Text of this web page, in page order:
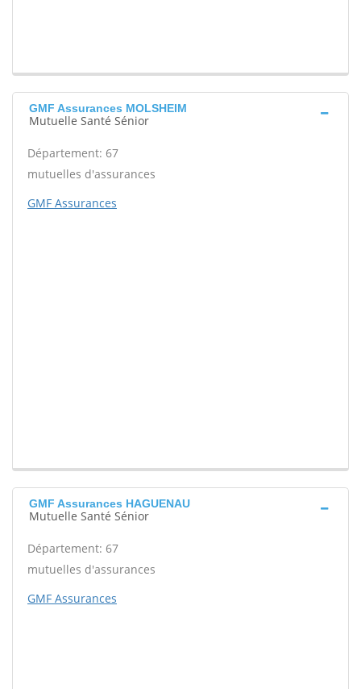
GMF Assurances MOLSHEIM
Mutuelle Santé Sénior
Département: 67
mutuelles d'assurances
GMF Assurances
GMF Assurances HAGUENAU
Mutuelle Santé Sénior
Département: 67
mutuelles d'assurances
GMF Assurances